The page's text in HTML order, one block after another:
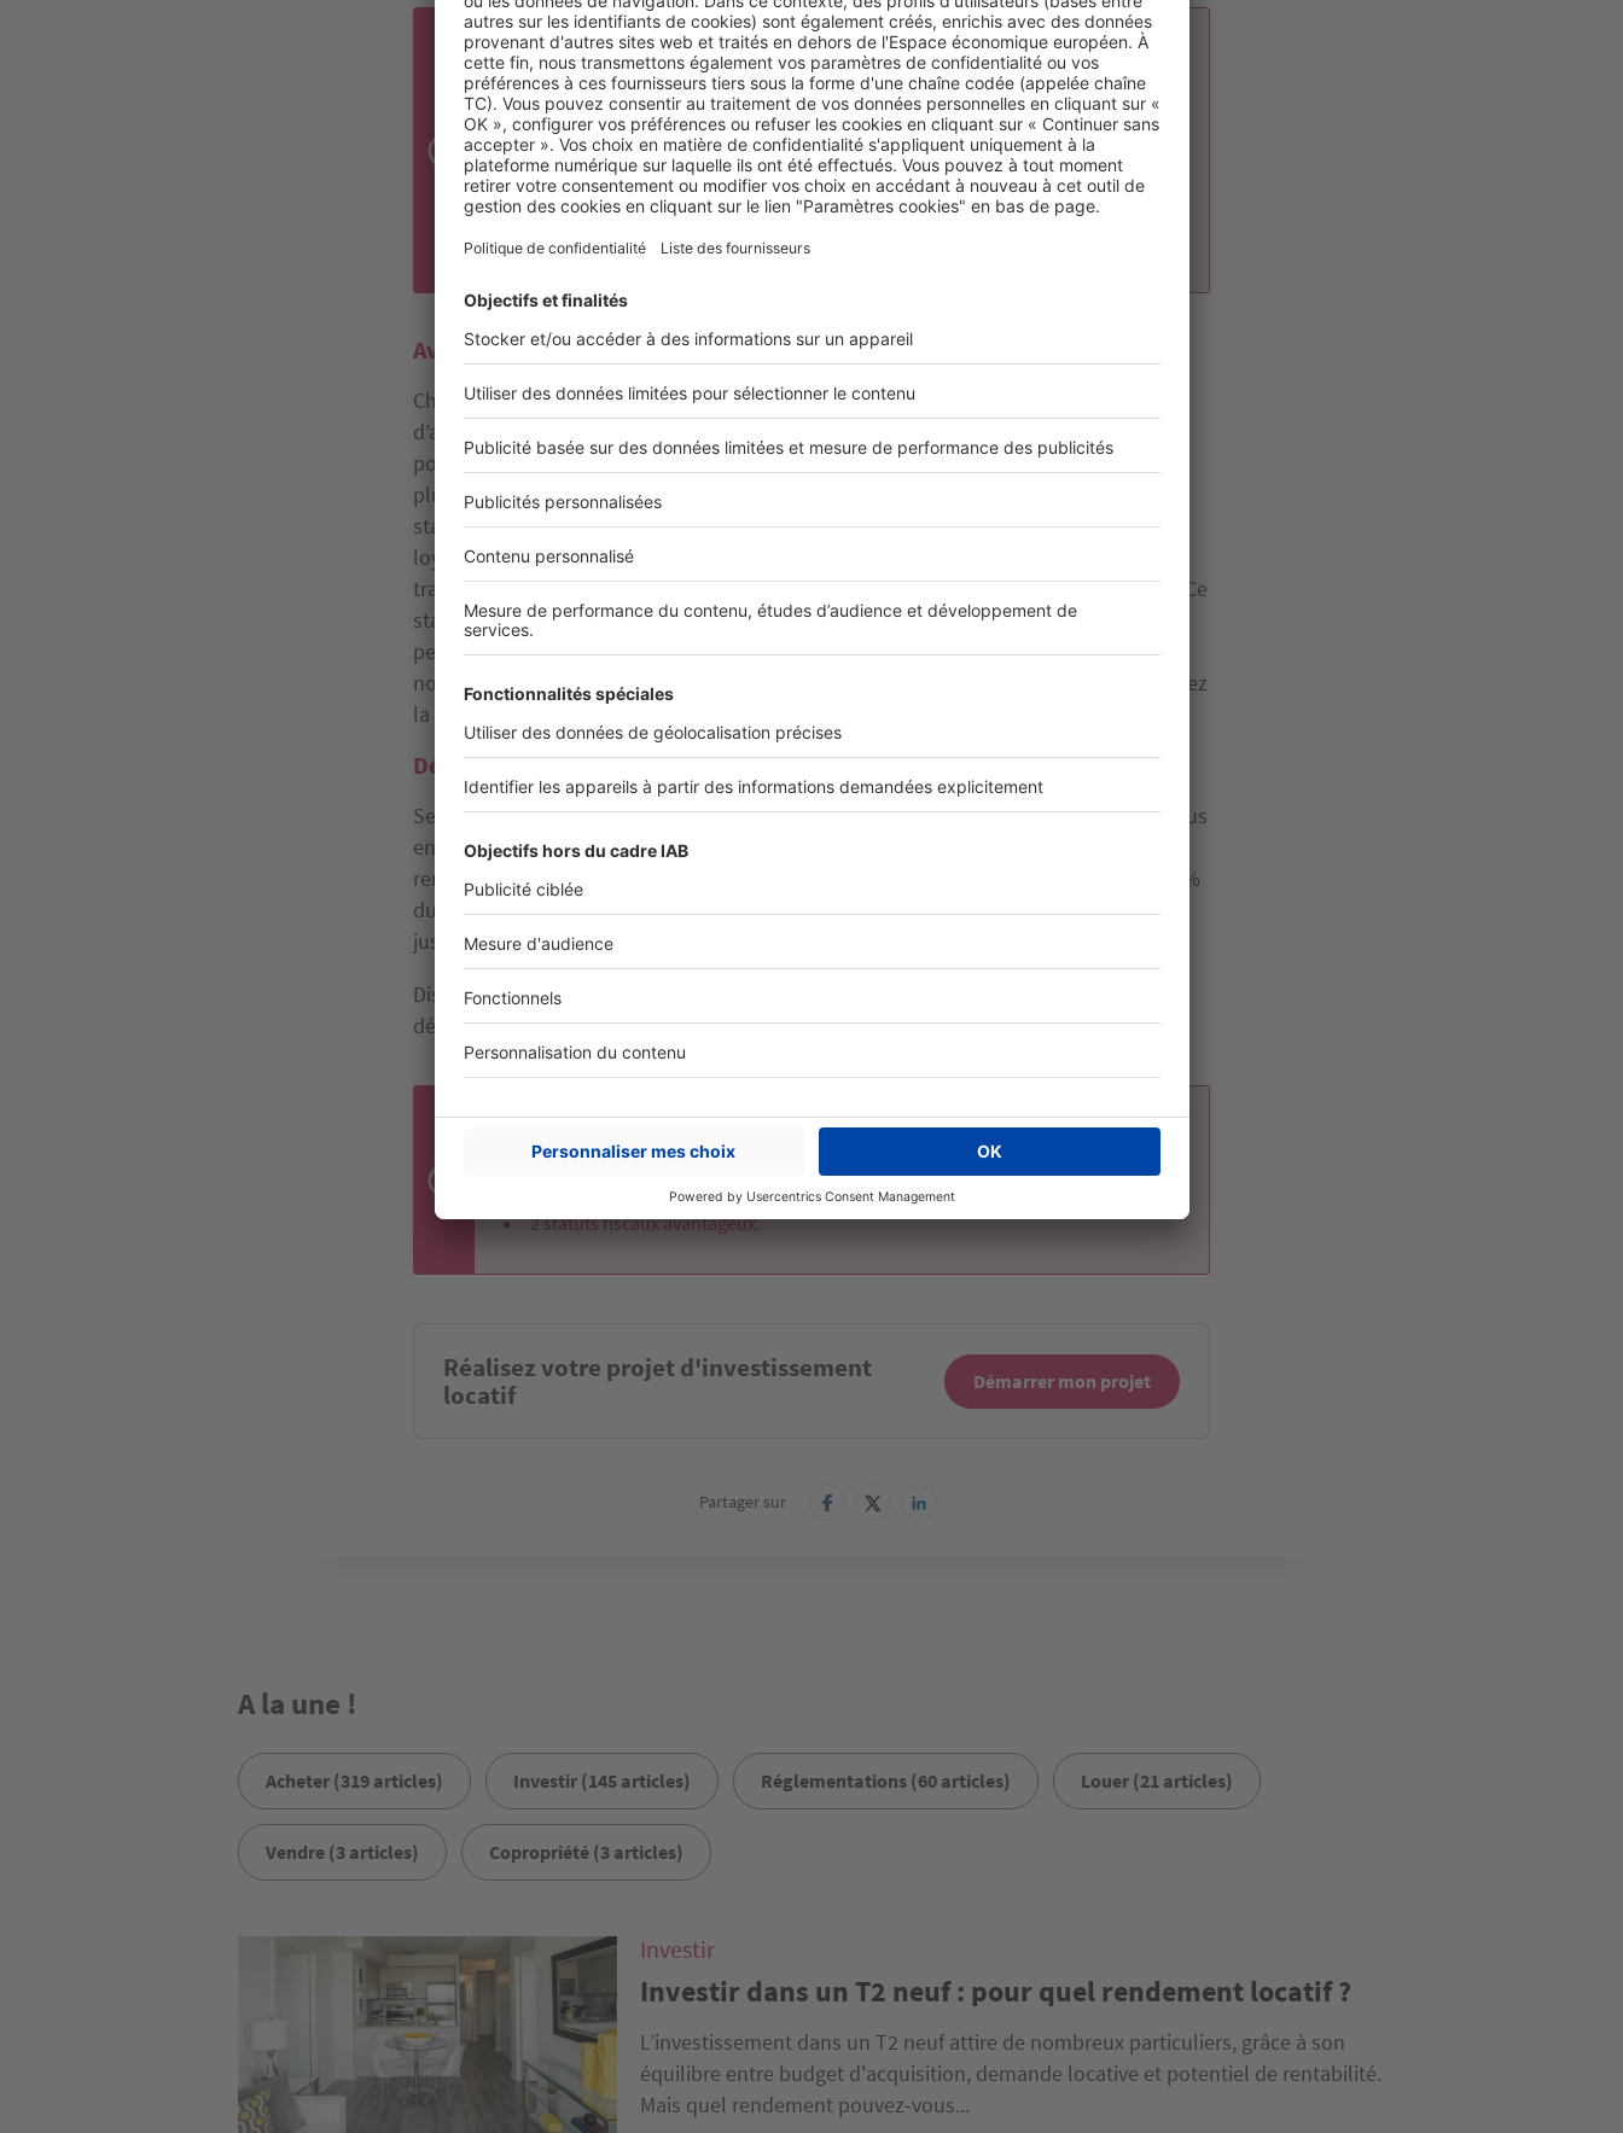
RENDEMENTS, ATTENTION AUX TROP BELLES PROMESSES
Certains promoteurs vous proposeront peut-être des projets aux taux de
rendement annoncés supérieurs à 6/7 %. Attention, il s’agit probablement
d’une estimation trop haute, où les loyers ont été surévalués. D’une part, votre
bien risque de se louer difficilement, et d’autre part, l’exploitant risque d’exiger
un rabais sur les loyers versés, au moment du renouvellement du bail… Soyez
vigilants : ne sélectionnez que les exploitants les plus solides et les marchés les
plus porteurs.
Avantages fiscaux et choix du statut du LMNP
Choisir d’investir dans une résidence meublée de services vous fera profiter
d’avantages financiers et fiscaux particulièrement intéressants. Tout d’abord, vous
pourrez récupérer la totalité de la TVA à 19.6 % acquittée sur le bien et le mobilier. De
plus, vous pourrez choisir parmi deux statuts fiscaux très avantageux. Parmi eux, le
statut du LMNP (Loueur en Meublé Non Professionnel). Ici, vous pourrez déduire des
loyers taxables les intérêts d’emprunt et les charges usuelles, parmi lesquelles : les
travaux, la taxe foncière ou encore le prix du bien selon le principe d’amortissement. Ce
statut, souvent conseillé par les promoteurs immobiliers, vous fera profiter de loyers
peu fiscalisés durant environ 20 ans. Ce dispositif est particulièrement rentable,
notamment si vous percevez déjà des loyers de logements meublés. Car, ici, vous aurez
la possibilité de reporter le déficit foncier réalisé sur les autres logements.
Défiscaliser via le dispositif Censi-Bouvard
Seconde option, ledispositif Censi-Bouvardest idéal si vous êtes peu imposé et si vous
envisagez une revente dans les 10 ans. Ici, des réductions d’impôt s’étalant sur 9 ans
remplacent le système d’amortissement du LMNP. Cette réduction peut atteindre 11 %
du prix du logement HT, dans la limite de 300.000€. Ce dispositif, qui sera en vigueur
jusqu’à fin 2016, vous permet d’économiser jusqu’à 3 666 € chaque année, en impôts.
Dispositif Censi-Bouvard, ou statut en LMNP, à vous d’opter pour la solution de
défiscalisation la plus performante, selon votre situation.
LES POINTS CLÉS À RETENIR :
Logements destinés aux séniors, étudiants, hommes d’affaires ou touristes.
2 statuts fiscaux avantageux.
Réalisez votre projet d'investissement
locatif
Démarrer mon projet
Partager sur
A la une !
Acheter (319 articles) Investir (145 articles) Réglementations (60 articles) Louer (21 articles)
Vendre (3 articles) Copropriété (3 articles)
Investir
Investir dans un T2 neuf : pour quel rendement locatif ?
L’investissement dans un T2 neuf attire de nombreux particuliers, grâce à son
équilibre entre budget d'acquisition, demande locative et potentiel de rentabilité.
Mais quel rendement pouvez-vous...